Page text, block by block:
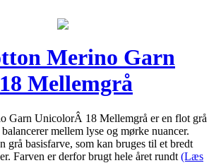
Merino Garn
Mellemgrå
Garn UnicolorÂ 18 Mellemgrå er en flot grå
mellem lyse og mørke nuancer.
grå basisfarve, som kan bruges til et bredt
Farven er derfor brugt hele året rundt (Læs